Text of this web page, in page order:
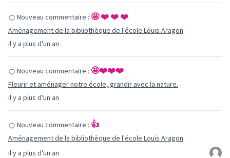
il y a plus d'un an
Nouveau commentaire : 🤩 ❤️ ❤️ ❤️
Aménagement de la bibliothèque de l'école Louis Aragon
il y a plus d'un an
Nouveau commentaire : 🤩❤️❤️❤️
Fleurir et aménager notre école, grandir avec la nature.
il y a plus d'un an
Nouveau commentaire : 👍
Aménagement de la bibliothèque de l'école Louis Aragon